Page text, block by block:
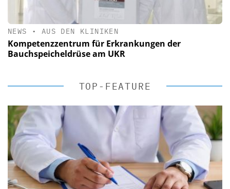
NEWS • AUS DEN KLINIKEN
Kompetenzzentrum für Erkrankungen der
Bauchspeicheldrüse am UKR
TOP-FEATURE